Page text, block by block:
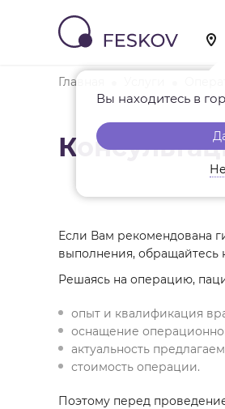
Вы находитесь в
Главная
Если Вам рекомендована
выполнения,
Решаясь на операцию,
опыт и квалификация
оснащение
актуальность
стоимость операции.
Поэтому перед